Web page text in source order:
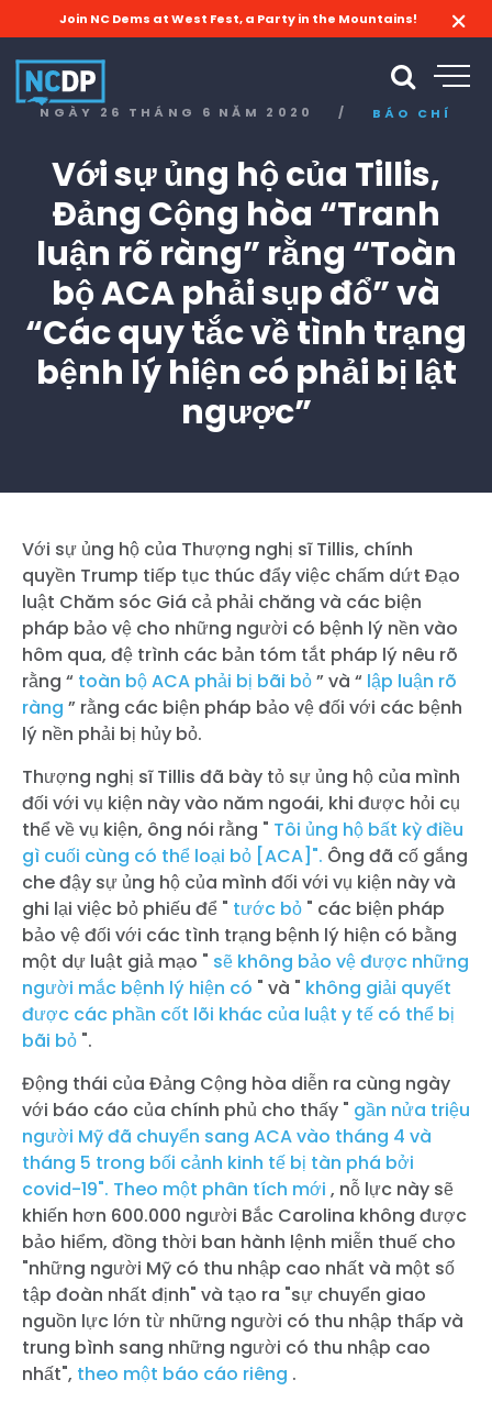
Join NC Dems at West Fest, a Party in the Mountains!
NGÀY 26 THÁNG 6 NĂM 2020 / BÁO CHÍ
Với sự ủng hộ của Tillis,
Đảng Cộng hòa “Tranh
luận rõ ràng” rằng “Toàn
bộ ACA phải sụp đổ” và
“Các quy tắc về tình trạng
bệnh lý hiện có phải bị lật
ngược”
Với sự ủng hộ của Thượng nghị sĩ Tillis, chính
quyền Trump tiếp tục thúc đẩy việc chấm dứt Đạo
luật Chăm sóc Giá cả phải chăng và các biện
pháp bảo vệ cho những người có bệnh lý nền vào
hôm qua, đệ trình các bản tóm tắt pháp lý nêu rõ
rằng “ toàn bộ ACA phải bị bãi bỏ” và “ lập luận rõ
ràng ” rằng các biện pháp bảo vệ đối với các bệnh
lý nền phải bị hủy bỏ.
Thượng nghị sĩ Tillis đã bày tỏ sự ủng hộ của mình
đối với vụ kiện này vào năm ngoái, khi được hỏi cụ
thể về vụ kiện, ông nói rằng " Tôi ủng hộ bất kỳ điều
gì cuối cùng có thể loại bỏ [ACA]". Ông đã cố gắng
che đậy sự ủng hộ của mình đối với vụ kiện này và
ghi lại việc bỏ phiếu để " tước bỏ " các biện pháp
bảo vệ đối với các tình trạng bệnh lý hiện có bằng
một dự luật giả mạo " sẽ không bảo vệ được những
người mắc bệnh lý hiện có " và " không giải quyết
được các phần cốt lõi khác của luật y tế có thể bị
bãi bỏ ".
Động thái của Đảng Cộng hòa diễn ra cùng ngày
với báo cáo của chính phủ cho thấy " gần nửa triệu
người Mỹ đã chuyển sang ACA vào tháng 4 và
tháng 5 trong bối cảnh kinh tế bị tàn phá bởi
covid-19". Theo một phân tích mới , nỗ lực này sẽ
khiến hơn 600.000 người Bắc Carolina không được
bảo hiểm, đồng thời ban hành lệnh miễn thuế cho
"những người Mỹ có thu nhập cao nhất và một số
tập đoàn nhất định" và tạo ra "sự chuyển giao
nguồn lực lớn từ những người có thu nhập thấp và
trung bình sang những người có thu nhập cao
nhất", theo một báo cáo riêng .